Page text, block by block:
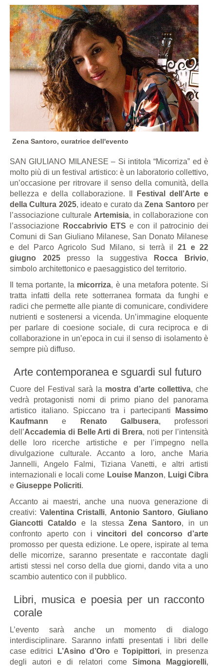
Zena Santoro, curatrice dell'evento
SAN GIULIANO MILANESE – Si intitola “Micorriza” ed è
molto più di un festival artistico: è un laboratorio collettivo,
un’occasione per ritrovare il senso della comunità, della
bellezza e della collaborazione. Il
Festival dell’Arte e
della Cultura 2025, ideato e curato daZena Santoroper
l’associazione culturale Artemisia, in collaborazione con
l’associazione Roccabrivio ETS e con il patrocinio dei
Comuni di San Giuliano Milanese, San Donato Milanese
e del Parco Agricolo Sud Milano, si terrà il 21 e 22
giugno 2025presso la suggestiva Rocca Brivio,
simbolo architettonico e paesaggistico del territorio.
Il tema portante, la micorriza, è una metafora potente. Si
tratta infatti della rete sotterranea formata da funghi e
radici che permette alle piante di comunicare, condividere
nutrienti e sostenersi a vicenda. Un’immagine eloquente
per parlare di coesione sociale, di cura reciproca e di
collaborazione in un’epoca in cui il senso di isolamento è
sempre più diffuso.
Arte contemporanea e sguardi sul futuro
Cuore del Festival sarà la mostra d’arte collettiva, che
vedrà protagonisti nomi di primo piano del panorama
artistico italiano. Spiccano tra i partecipanti
Massimo
Kaufmann e Renato Galbusera, professori
dell’Accademia di Belle Arti di Brera, noti per l’intensità
delle loro ricerche artistiche e per l’impegno nella
divulgazione culturale. Accanto a loro, anche Maria
Jannelli, Angelo Falmi, Tiziana Vanetti, e altri artisti
internazionali e locali come Louise Manzon, Luigi Cibra
e Giuseppe Policriti.
Accanto ai maestri, anche una nuova generazione di
creativi: Valentina Cristalli, Antonio Santoro,Giuliano
Giancotti Cataldoe la stessaZena Santoro, in un
confronto aperto con ivincitori del concorso d’arte
promosso per questa edizione. Le opere, ispirate al tema
delle micorrize, saranno presentate e raccontate dagli
artisti stessi nel corso della due giorni, dando vita a uno
scambio autentico con il pubblico.
Libri, musica e poesia per un racconto
corale
L’evento sarà anche un momento di dialogo
interdisciplinare. Saranno infatti presentati i libri delle
case editrici
L’Asino d’OroeTopipittori, in presenza
degli autori e di relatori come Simona Maggiorelli,